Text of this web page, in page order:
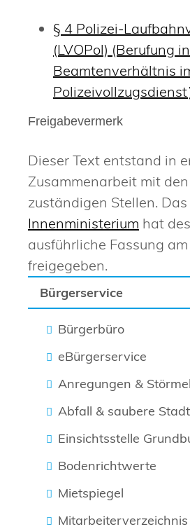
Bürgerservice
Bürgerbüro
eBürgerservice
Anregungen &
Abfall & saubere Stadt
Einsichtsstelle
Bodenrichtwerte
Mietspiegel
Mitarbeiterverzeichnis
§ 4 Polizei-
(LVOPol) (Berufung
Beamtenverhältnis
Freigabevermerk
Dieser Text entstand in
Zusammenarbeit mit
zuständigen Stellen. Das
Innenministerium hat
ausführliche Fassung
freigegeben.